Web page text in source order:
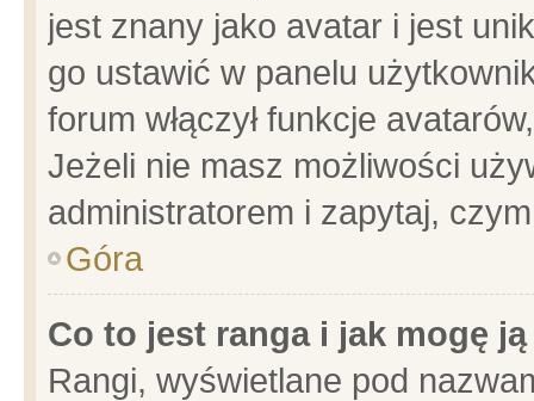
jest znany jako avatar i jest
go ustawić w panelu
forum włączył funkcje
Jeżeli nie masz możliwości
administratorem i zapytaj,
Góra
Co to jest ranga i jak mogę
Rangi, wyświetlane pod